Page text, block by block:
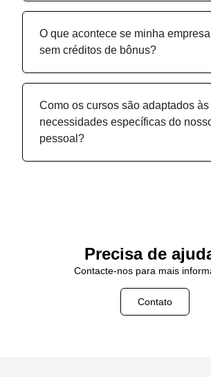
O que acontece se minha
sem créditos de bônus?
Como os cursos são adaptados às
necessidades específicas do
pessoal?
Precisa de
Contacte-nos para mais
Contato